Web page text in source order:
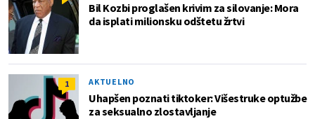
Bil Kozbi proglašen krivim za silovanje: Mora
da isplati milionsku odštetu žrtvi
1 AKTUELNO
Uhapšen poznati tiktoker: Višestruke optužbe
za seksualno zlostavljanje